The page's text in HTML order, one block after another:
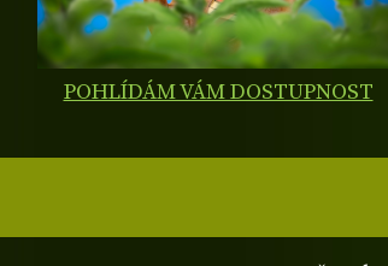
POHLÍDÁM VÁM DOSTUPNOST